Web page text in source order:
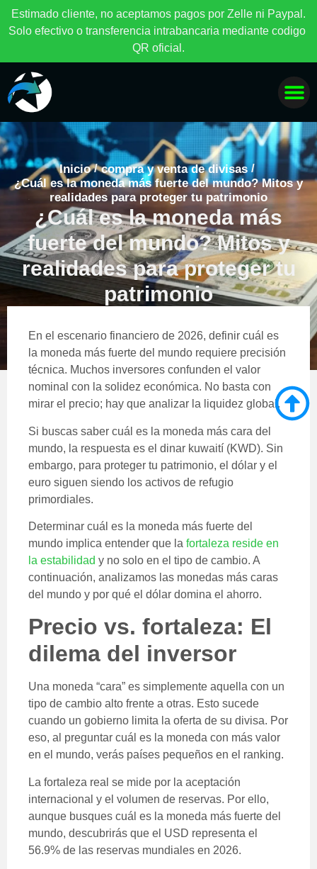
Estimado c iente, no aceptamos pagos por Ze e ni Paypa .
So o efectivo o transferencia intrabancaria mediante codigo
QR oficia .
Inicio / compra y venta de divisas /
¿Cuál es la moneda más fuerte del mundo? Mitos y
realidades para proteger tu patrimonio
¿Cuál es la moneda más
fuerte del mundo? Mitos y
realidades para proteger tu
patrimonio
En el escenario financiero de 2026, definir cuál es
la moneda más fuerte del mundo requiere precisión
técnica. Muchos inversores confunden el valor
nominal con la solidez económica. No basta con
mirar el precio; hay que analizar la liquidez global.
Si buscas saber cuál es la moneda más cara del
mundo, la respuesta es el dinar kuwaití (KWD). Sin
embargo, para proteger tu patrimonio, el dólar y el
euro siguen siendo los activos de refugio
primordiales.
Determinar cuál es la moneda más fuerte del
mundo implica entender que la fortaleza reside en
la estabilidad y no solo en el tipo de cambio. A
continuación, analizamos las monedas más caras
del mundo y por qué el dólar domina el ahorro.
Precio vs. fortaleza: El
dilema del inversor
Una moneda “cara” es simplemente aquella con un
tipo de cambio alto frente a otras. Esto sucede
cuando un gobierno limita la oferta de su divisa. Por
eso, al preguntar cuál es la moneda con más valor
en el mundo, verás países pequeños en el ranking.
La fortaleza real se mide por la aceptación
internacional y el volumen de reservas. Por ello,
aunque busques cuál es la moneda más fuerte del
mundo, descubrirás que el USD representa el
56.9% de las reservas mundiales en 2026.